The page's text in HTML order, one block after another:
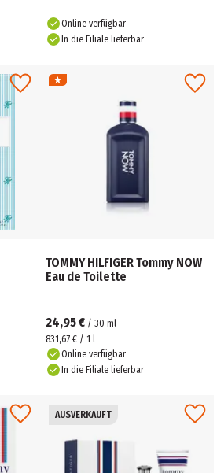
Online verfügbar
In die Filiale lieferbar
TOMMY HILFIGER Tommy NOW
Eau de Toilette
24,95 € / 30 ml
831,67 € / 1 l
Online verfügbar
In die Filiale lieferbar
AUSVERKAUFT